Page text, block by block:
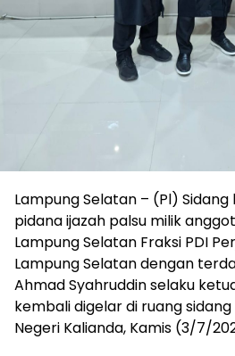
Lampung Selatan – (Pl)
pidana ijazah palsu milik
Lampung Selatan Fraksi PDI
Lampung Selatan dengan
Ahmad Syahruddin selaku
kembali digelar di ruang
Negeri Kalianda, Kamis (3/7/